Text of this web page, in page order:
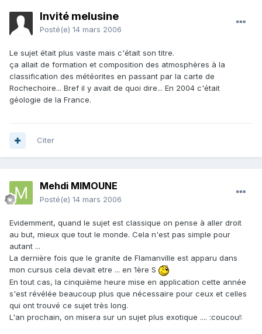
Invité melusine
Posté(e) 14 mars 2006
Le sujet était plus vaste mais c'était son titre.
ça allait de formation et composition des atmosphères à la
classification des météorites en passant par la carte de
Rochechoire... Bref il y avait de quoi dire... En 2004 c'était
géologie de la France.
Citer
Mehdi MIMOUNE
Posté(e) 14 mars 2006
Evidemment, quand le sujet est classique on pense à aller droit
au but, mieux que tout le monde. Cela n'est pas simple pour
autant ...
La dernière fois que le granite de Flamanville est apparu dans
mon cursus cela devait etre ... en 1ère S
En tout cas, la cinquième heure mise en application cette année
s'est révélée beaucoup plus que nécessaire pour ceux et celles
qui ont trouvé ce sujet très long.
L'an prochain, on misera sur un sujet plus exotique .... :coucou!: